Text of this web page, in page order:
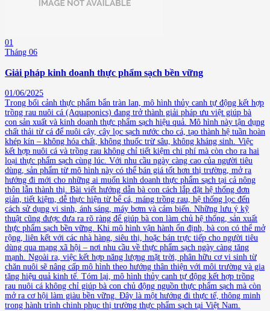
01
Tháng 06
Giải pháp kinh doanh thực phẩm sạch bền vững
01/06/2025
Trong bối cảnh thực phẩm bẩn tràn lan, mô hình thủy canh tự động kết hợp
trồng rau nuôi cá (Aquaponics) đang trở thành giải pháp ưu việt giúp bà
con sản xuất và kinh doanh thực phẩm sạch hiệu quả. Mô hình này tận dụng
chất thải từ cá để nuôi cây, cây lọc sạch nước cho cá, tạo thành hệ tuần hoàn
khép kín – không hóa chất, không thuốc trừ sâu, không kháng sinh. Việc
kết hợp nuôi cá và trồng rau không chỉ tiết kiệm chi phí mà còn cho ra hai
loại thực phẩm sạch cùng lúc. Với nhu cầu ngày càng cao của người tiêu
dùng, sản phẩm từ mô hình này có thể bán giá tốt hơn thị trường, mở ra
hướng đi mới cho những ai muốn kinh doanh thực phẩm sạch tại cả nông
thôn lẫn thành thị. Bài viết hướng dẫn bà con cách lắp đặt hệ thống đơn
giản, tiết kiệm, dễ thực hiện từ bể cá, máng trồng rau, hệ thống lọc đến
cách sử dụng vi sinh, ánh sáng, máy bơm và cảm biến. Những lưu ý kỹ
thuật cũng được đưa ra rõ ràng để giúp bà con làm chủ hệ thống, sản xuất
thực phẩm sạch bền vững. Khi mô hình vận hành ổn định, bà con có thể mở
rộng, liên kết với các nhà hàng, siêu thị, hoặc bán trực tiếp cho người tiêu
dùng qua mạng xã hội – nơi nhu cầu về thực phẩm sạch ngày càng tăng
mạnh. Ngoài ra, việc kết hợp năng lượng mặt trời, phân hữu cơ vi sinh từ
chăn nuôi sẽ nâng cấp mô hình theo hướng thân thiện với môi trường và gia
tăng hiệu quả kinh tế. Tóm lại, mô hình thủy canh tự động kết hợp trồng
rau nuôi cá không chỉ giúp bà con chủ động nguồn thực phẩm sạch mà còn
mở ra cơ hội làm giàu bền vững. Đây là một hướng đi thực tế, thông minh
trong hành trình chinh phục thị trường thực phẩm sạch tại Việt Nam.